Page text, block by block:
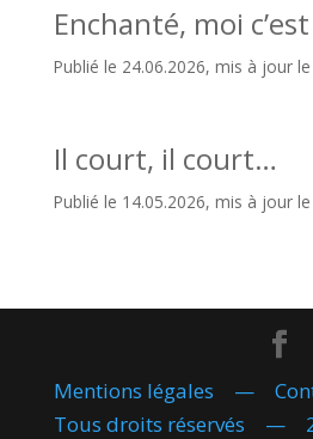
Enchanté, moi
Publié le 24.06.2026, mis à jour
Il court, il court…
Publié le 14.05.2026, mis à jour
Mentions légales —
Tous droits réservés